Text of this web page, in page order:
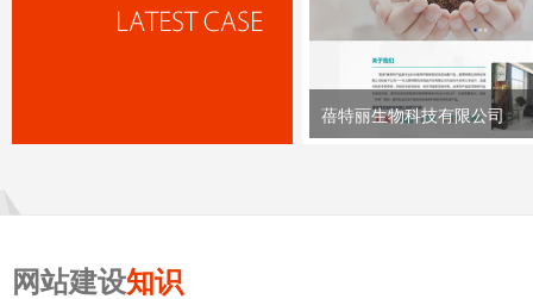
蓓特丽生物科技有限公司
网站建设知识